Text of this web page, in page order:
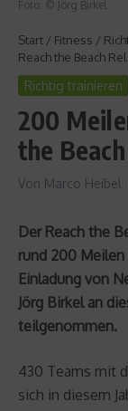
Foto: © Jörg Birkel
Start / Fitness /
Reach the Beach
Richtig trainieren
200
the
Von Marco Heibel
Der Reach the
rund 200 Meilen
Einladung von
Jörg Birkel an
teilgenommen.
430 Teams mit
sich in diesem